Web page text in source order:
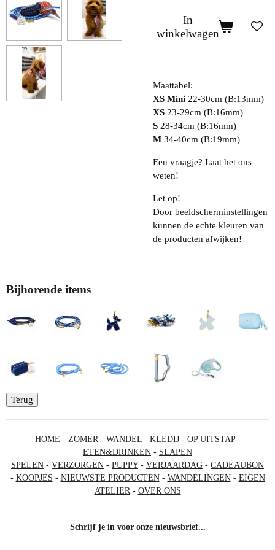
In
winkelwagen
Maattabel:
XS Mini 22-30cm (B:13mm)
XS 23-29cm (B:16mm)
S 28-34cm (B:16mm)
M 34-40cm (B:19mm)
Een vraagje? Laat het ons
weten!
Let op!
Door beeldscherminstellingen
kunnen de echte kleuren van
de producten afwijken!
Bijhorende items
Terug
HOME - ZOMER- WANDEL- KLEDIJ- OP UITSTAP-
ETEN&DRINKEN - SLAPEN
SPELEN - VERZORGEN - PUPPY- VERJAARDAG - CADEAUBON
- KOOPJES - NIEUWSTE PRODUCTEN- WANDELINGEN- EIGEN
ATELIER- OVER ONS
Schrijf je in voor onze nieuwsbrief...